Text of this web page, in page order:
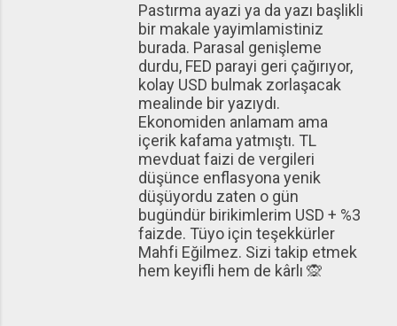
Pastırma ayazi ya da yazı başlikli
bir makale yayimlamistiniz
burada. Parasal genişleme
durdu, FED parayi geri çağırıyor,
kolay USD bulmak zorlaşacak
mealinde bir yazıydı.
Ekonomiden anlamam ama
içerik kafama yatmıştı. TL
mevduat faizi de vergileri
düşünce enflasyona yenik
düşüyordu zaten o gün
bugündür birikimlerim USD + %3
faizde. Tüyo için teşekkürler
Mahfi Eğilmez. Sizi takip etmek
hem keyifli hem de kârlı 🙊